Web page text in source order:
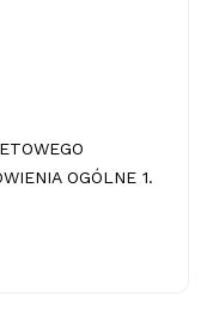
OGÓLNE 1.